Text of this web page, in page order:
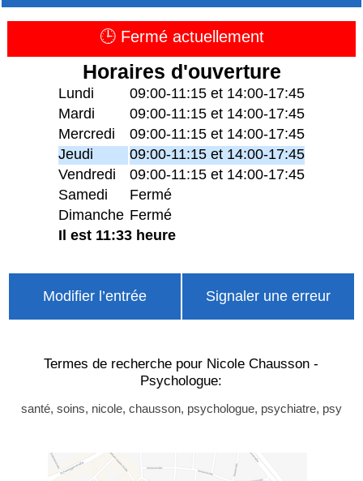
🕒 Fermé actuellement
Horaires d'ouverture
Lundi
09:00-11:15 et 14:00-17:45
Mardi
09:00-11:15 et 14:00-17:45
Mercredi
09:00-11:15 et 14:00-17:45
Jeudi
09:00-11:15 et 14:00-17:45
Vendredi
09:00-11:15 et 14:00-17:45
Samedi
Fermé
Dimanche Fermé
Il est 11:33 heure
Modifier l’entrée Signaler une erreur
Termes de recherche pour Nicole Chausson -
Psychologue:
santé, soins, nicole, chausson, psychologue, psychiatre, psy